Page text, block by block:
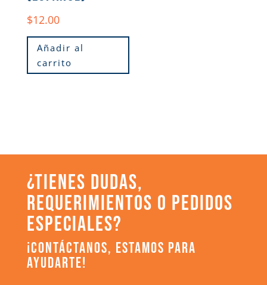
$12.00
Añadir al
carrito
¿TIENES DUDAS,
REQUERIMIENTOS O PEDIDOS
ESPECIALES?
¡CONTÁCTANOS, ESTAMOS PARA
AYUDARTE!